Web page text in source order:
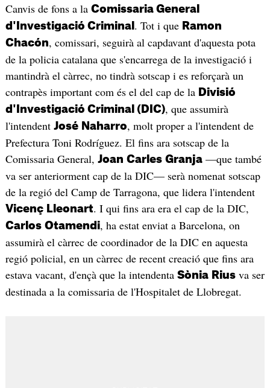
Canvis de fons a la Comissaria General
d'Investigació Criminal . Tot i que Ramon
Chacón, comissari, seguirà al capdavant d'aquesta pota
de la policia catalana que s'encarrega de la investigació i
mantindrà el càrrec, no tindrà sotscap i es reforçarà un
contrapès important com és el del cap de la Divisió
d'Investigació Criminal (DIC), que assumirà
l'intendent José Naharro, molt proper a l'intendent de
Prefectura Toni Rodríguez. El fins ara sotscap de la
Comissaria General, Joan Carles Granja—que també
va ser anteriorment cap de la DIC— serà nomenat sotscap
de la regió del Camp de Tarragona, que lidera l'intendent
Vicenç Lleonart. I qui fins ara era el cap de la DIC,
Carlos Otamendi, ha estat enviat a Barcelona, on
assumirà el càrrec de coordinador de la DIC en aquesta
regió policial, en un càrrec de recent creació que fins ara
estava vacant, d'ençà que la intendenta Sònia Riusva ser
destinada a la comissaria de l'Hospitalet de Llobregat.